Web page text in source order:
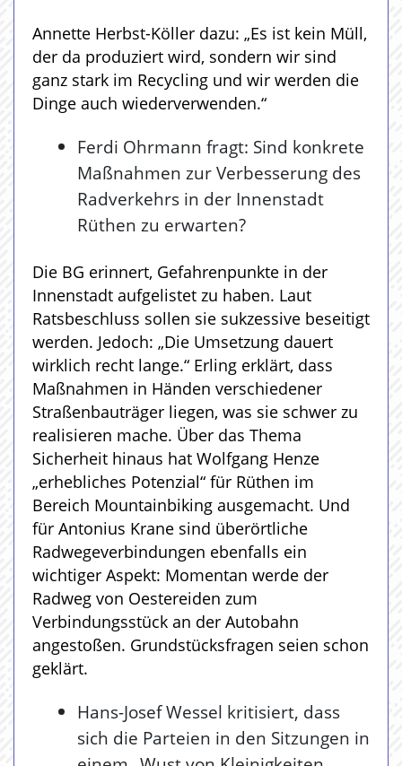
Annette Herbst-Köller dazu: „Es ist kein Müll,
der da produziert wird, sondern wir sind
ganz stark im Recycling und wir werden die
Dinge auch wiederverwenden.“
Ferdi Ohrmann fragt: Sind konkrete
Maßnahmen zur Verbesserung des
Radverkehrs in der Innenstadt
Rüthen zu erwarten?
Die BG erinnert, Gefahrenpunkte in der
Innenstadt aufgelistet zu haben. Laut
Ratsbeschluss sollen sie sukzessive beseitigt
werden. Jedoch: „Die Umsetzung dauert
wirklich recht lange.“ Erling erklärt, dass
Maßnahmen in Händen verschiedener
Straßenbauträger liegen, was sie schwer zu
realisieren mache. Über das Thema
Sicherheit hinaus hat Wolfgang Henze
„erhebliches Potenzial“ für Rüthen im
Bereich Mountainbiking ausgemacht. Und
für Antonius Krane sind überörtliche
Radwegeverbindungen ebenfalls ein
wichtiger Aspekt: Momentan werde der
Radweg von Oestereiden zum
Verbindungsstück an der Autobahn
angestoßen. Grundstücksfragen seien schon
geklärt.
Hans-Josef Wessel kritisiert, dass
sich die Parteien in den Sitzungen in